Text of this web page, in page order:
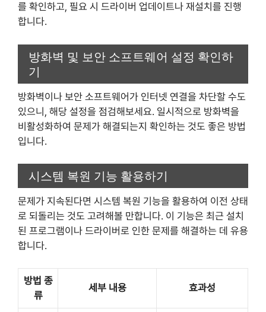
를 확인하고, 필요 시 드라이버 업데이트나 재설치를 진행
합니다.
방화벽 및 보안 소프트웨어 설정 확인하
기
방화벽이나 보안 소프트웨어가 인터넷 연결을 차단할 수도
있으니, 해당 설정을 점검해보세요. 일시적으로 방화벽을
비활성화하여 문제가 해결되는지 확인하는 것도 좋은 방법
입니다.
시스템 복원 기능 활용하기
문제가 지속된다면 시스템 복원 기능을 활용하여 이전 상태
로 되돌리는 것도 고려해볼 만합니다. 이 기능은 최근 설치
된 프로그램이나 드라이버로 인한 문제를 해결하는 데 유용
합니다.
방법 종
류
세부 내용 효과성